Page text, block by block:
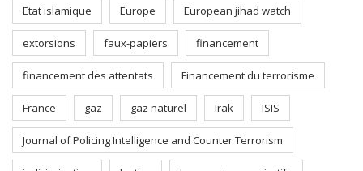
Etat islamique Europe European jihad watch
extorsions faux-papiers financement
financement des attentats Financement du terrorisme
France gaz gaz naturel Irak ISIS
Journal of Policing Intelligence and Counter Terrorism